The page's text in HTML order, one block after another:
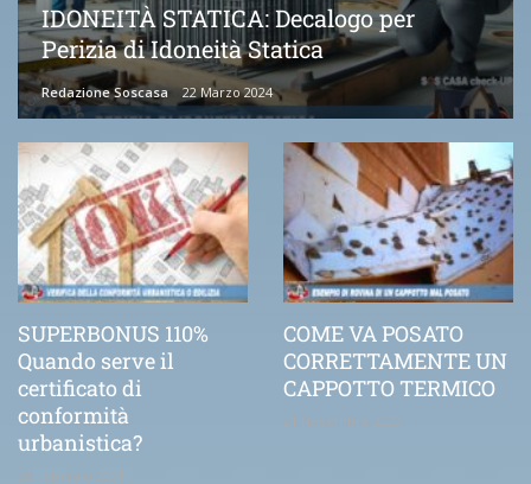
IDONEITÀ STATICA: Decalogo per
Perizia di Idoneità Statica
Redazione Soscasa 22 Marzo 2024
SUPERBONUS 110%
Quando serve il
certificato di
conformità
urbanistica?
25 Febbraio 2021
COME VA POSATO
CORRETTAMENTE UN
CAPPOTTO TERMICO
21 Novembre 2020